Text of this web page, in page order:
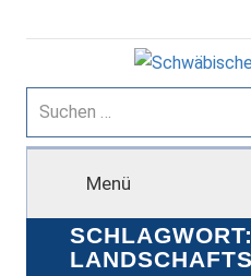
Inhalt
Heimatbund
Suchen
nach:
Menü
SCHLAGWORT: